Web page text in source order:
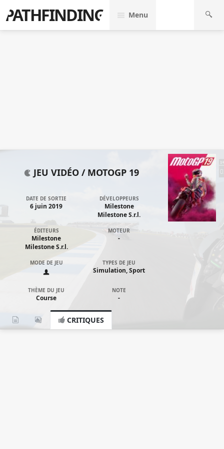
PATHFINDING Menu
JEU VIDÉO / MOTOGP 19
DATE DE SORTIE
6 juin 2019
DÉVELOPPEURS
Milestone
Milestone S.r.l.
ÉDITEURS
Milestone
Milestone S.r.l.
MOTEUR
-
MODE DE JEU TYPES DE JEU
Simulation, Sport
THÈME DU JEU
Course
NOTE
-
CRITIQUES